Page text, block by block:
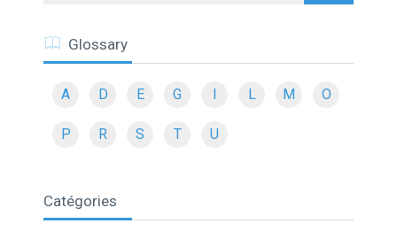
Glossary
A D E G L M O
P R S T U
Catégories